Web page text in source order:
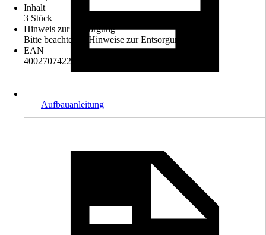
Inhalt
3 Stück
Hinweis zur Entsorgung
Bitte beachte die Hinweise zur Entsorgung
EAN
4002707422860
Aufbauanleitung